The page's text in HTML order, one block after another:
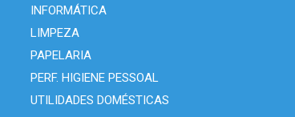
INFORMÁTICA
LIMPEZA
PAPELARIA
PERF. HIGIENE PESSOAL
UTILIDADES DOMÉSTICAS